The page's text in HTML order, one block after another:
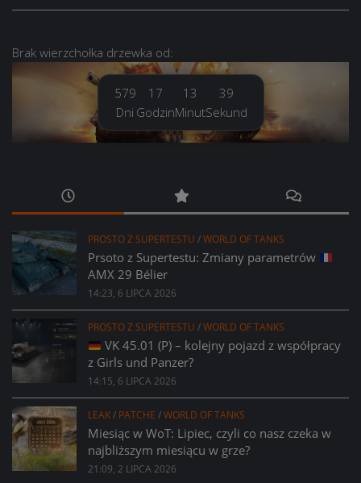
Brak wierzchołka drzewka od:
579
Dni
17
Godzin
13
Minut
40
Sekund
PROSTO Z SUPERTESTU /WORLD OF TANKS
Prsoto z Supertestu: Zmiany parametrów
AMX 29 Bélier
14:23, 6 LIPCA 2026
PROSTO Z SUPERTESTU /WORLD OF TANKS
VK 45.01 (P) – kolejny pojazd z współpracy
z Girls und Panzer?
14:15, 6 LIPCA 2026
LEAK/ PATCHE /WORLD OF TANKS
Miesiąc w WoT: Lipiec, czyli co nasz czeka w
najbliższym miesiącu w grze?
21:09, 2 LIPCA 2026